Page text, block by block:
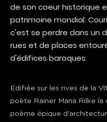
de son coeur historique
patrimoine mondial.
c'est se perdre dans un
rues et de places
d'édifices baroques.
Edifiée sur les rives de la
poète Rainer Maria Rilke la
poème épique